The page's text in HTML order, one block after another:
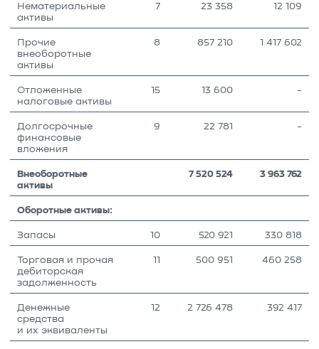
Нематериальные
активы
7 23 358 12 109
Прочие
внеоборотные
активы
8 857 210 1 417 602
Отложенные
налоговые активы
15 13 600 -
Долгосрочные
финансовые
вложения
9 22 781 -
Внеоборотные
активы
7 520 524 3 963 762
Оборотные активы:
Запасы 10 520 921 330 818
Торговая и прочая
дебиторская
задолженность
11 500 951 460 258
Денежные
средства
и их эквиваленты
12 2 726 478 392 417